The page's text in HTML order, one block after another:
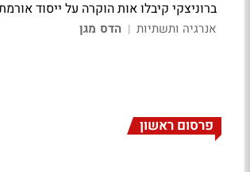
ברוניצקי קיבלו אות הוקרה על ייסוד אורמת
אנרגיה ותשתיות | הדס מגן
פרסום ראשון